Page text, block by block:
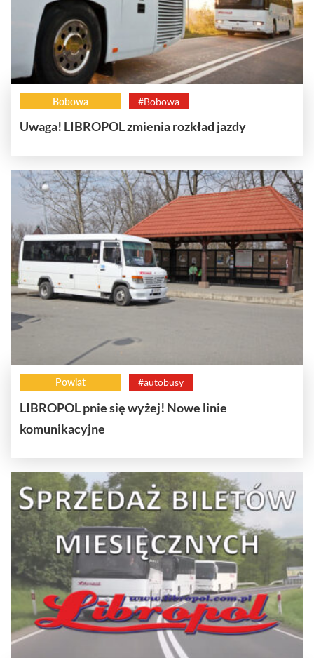
Bobowa #Bobowa
Uwaga! LIBROPOL zmienia rozkład jazdy
Powiat #autobusy
LIBROPOL pnie się wyżej! Nowe linie
komunikacyjne